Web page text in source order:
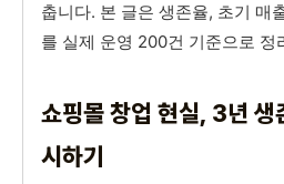
춥니다. 본 글은 생존율, 초기 매
를 실제 운영 200건 기준으로 정
쇼핑몰 창업 현실, 3년 생
시하기